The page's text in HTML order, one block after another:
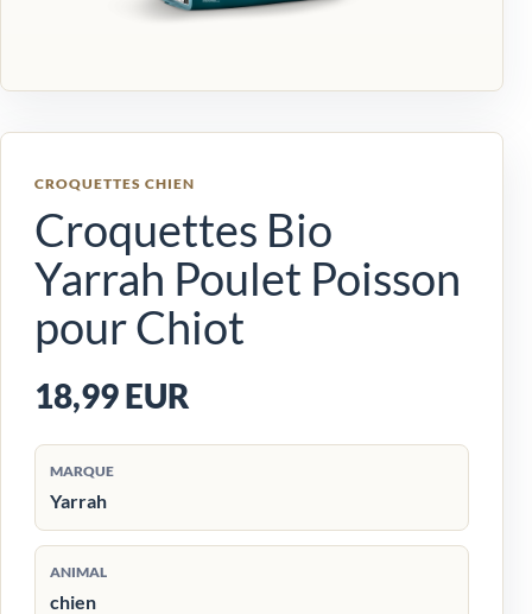
CROQUETTES CHIEN
Croquettes Bio
Yarrah Poulet Poisson
pour Chiot
18,99 EUR
MARQUE
Yarrah
ANIMAL
chien